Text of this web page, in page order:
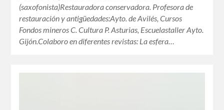
(saxofonista)Restauradora conservadora. Profesora de
restauración y antigüedades:Ayto. de Avilés, Cursos
Fondos mineros C. Cultura P. Asturias, Escuelastaller Ayto.
Gijón.Colaboro en diferentes revistas: La esfera…